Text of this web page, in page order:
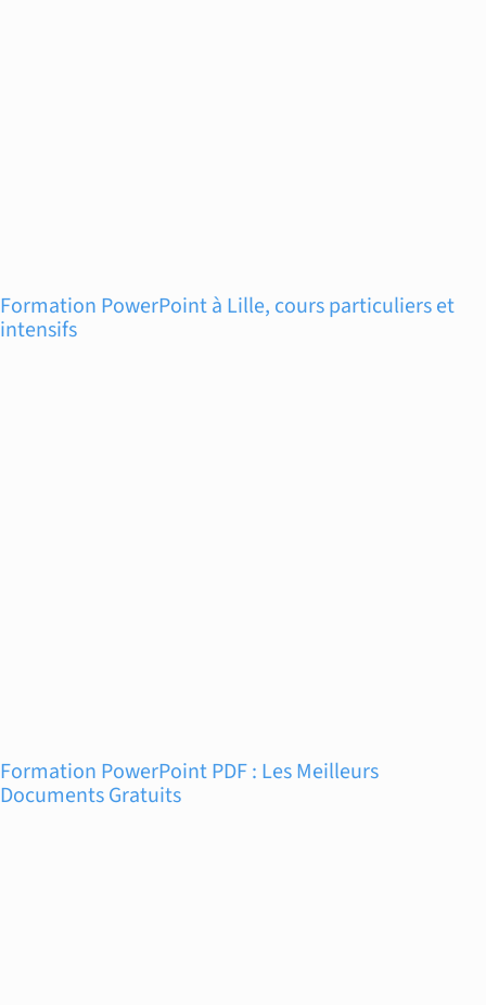
Formation PowerPoint à Lille, cours particuliers et
intensifs
Formation PowerPoint PDF : Les Meilleurs
Documents Gratuits